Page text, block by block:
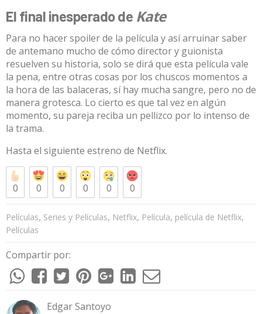
El final inesperado de Kate
Para no hacer spoiler de la película y así arruinar saber
de antemano mucho de cómo director y guionista
resuelven su historia, solo se dirá que esta película vale
la pena, entre otras cosas por los chuscos momentos a
la hora de las balaceras, sí hay mucha sangre, pero no de
manera grotesca. Lo cierto es que tal vez en algún
momento, su pareja reciba un pellizco por lo intenso de
la trama.
Hasta el siguiente estreno de Netflix.
0 0 0 0 0 0
Películas, Series y Películas, Netflix, Película, película de Netflix,
Películas
Compartir por:
Edgar Santoyo